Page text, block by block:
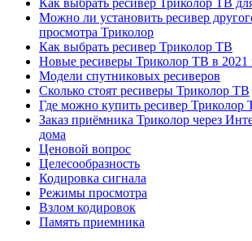
Можно ли установить ресивер
просмотра Триколор
Как выбрать ресивер Триколор ТВ
Новые ресиверы Триколор ТВ в 2021
Модели спутниковых ресиверов
Сколько стоят ресиверы Триколор ТВ
Где можно купить ресивер Триколор
Заказ приёмника Триколор через
дома
Ценовой вопрос
Целесообразность
Кодировка сигнала
Режимы просмотра
Взлом кодировок
Память приемника